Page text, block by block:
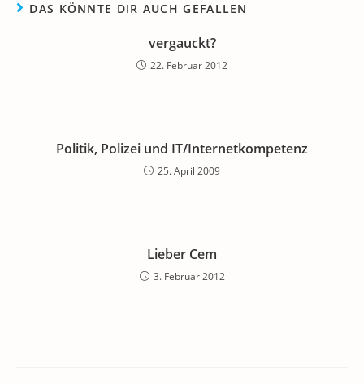
DAS KÖNNTE DIR AUCH GEFALLEN
vergauckt?
22. Februar 2012
Politik, Polizei und IT/Internetkompetenz
25. April 2009
Lieber Cem
3. Februar 2012